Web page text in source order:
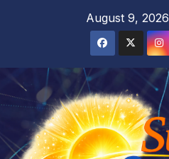
August 9, 2026